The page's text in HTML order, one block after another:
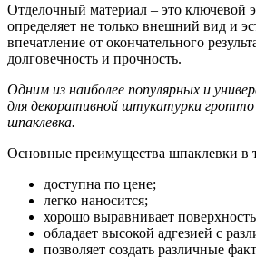
Отделочный материал – это ключевой
определяет не только внешний вид и
впечатление от окончательного
долговечность и прочность.
Одним из наиболее популярных и
для декоративной штукатурки гротто
шпаклевка.
Основные преимущества шпаклевки в
доступна по цене;
легко наносится;
хорошо выравнивает
обладает высокой адгезией с
позволяет создать различные